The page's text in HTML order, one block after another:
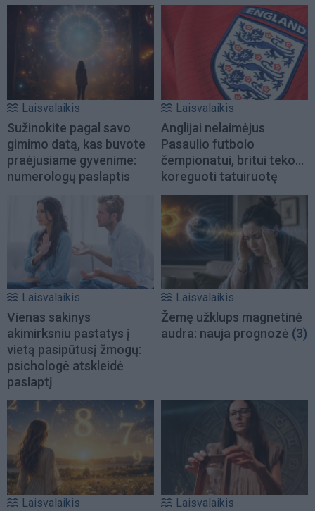
Laisvalaikis
Sužinokite pagal savo
gimimo datą, kas buvote
praėjusiame gyvenime:
numerologų paslaptis
Laisvalaikis
Anglijai nelaimėjus
Pasaulio futbolo
čempionatui, britui teko...
koreguoti tatuiruotę
Laisvalaikis
Vienas sakinys
akimirksniu pastatys į
vietą pasipūtusį žmogų:
psichologė atskleidė
paslaptį
Laisvalaikis
Žemę užklups magnetinė
audra: nauja prognozė (3)
Laisvalaikis Laisvalaikis